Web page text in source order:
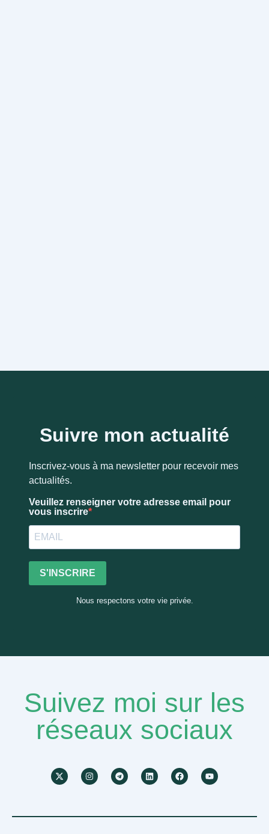
Suivre mon actualité
Inscrivez-vous à ma newsletter pour recevoir mes
actualités.
Veuillez renseigner votre adresse email pour
vous inscrire
S'INSCRIRE
Nous respectons votre vie privée.
Suivez moi sur les
réseaux sociaux